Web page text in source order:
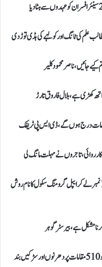
جائیں،ناصر محمود کلیر
کھڑی ہے،بلال فاروق تارڑ
درج ہوں گے،ڈی ایس پی ٹریفک
کارروائی،تاجروں نے مہلت مانگ لی
وزیرآباد:عریش نعیم نے میٹرک میں 1061نمبرلے کر ایپل گرومنگ سکول کا نام روش
جماعت اسلامی کا پیٹرول لیوی کیخلاف 7 اگست کو 510 مقامات پر دھرنوں اور سڑکیں بند